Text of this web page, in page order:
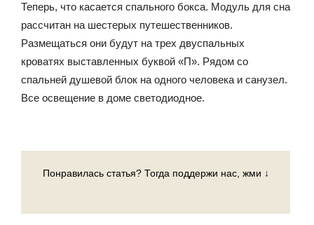
Теперь, что касается спального бокса. Модуль для сна
рассчитан на шестерых путешественников.
Размещаться они будут на трех двуспальных
кроватях выставленных буквой «П». Рядом со
спальней душевой блок на одного человека и санузел.
Все освещение в доме светодиодное.
Понравилась статья? Тогда поддержи нас, жми ↓